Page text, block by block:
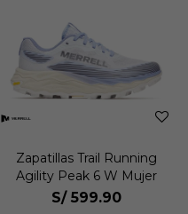
Zapatillas Trail Running
Agility Peak 6 W Mujer
S/ 599.90